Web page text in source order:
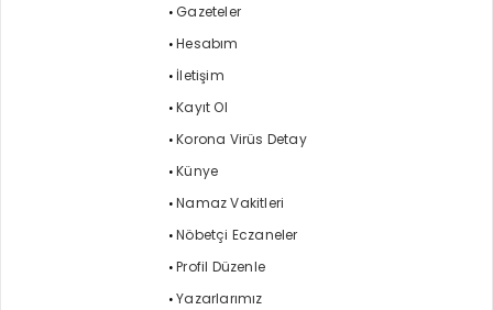
Gazeteler
Hesabım
İletişim
Kayıt Ol
Korona Virüs Detay
Künye
Namaz Vakitleri
Nöbetçi Eczaneler
Profil Düzenle
Yazarlarımız